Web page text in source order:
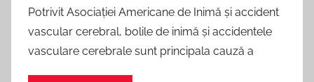
Potrivit Asociației Americane de Inimă și accident
vascular cerebral, bolile de inimă și accidentele
vasculare cerebrale sunt principala cauză a